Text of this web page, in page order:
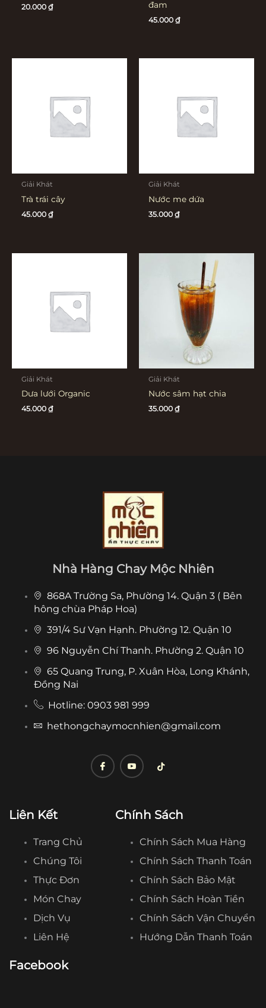
20.000₫
đam
45.000₫
Giải Khát
Trà trái cây
45.000₫
Giải Khát
Nước me dứa
35.000₫
Giải Khát
Dưa lưới Organic
45.000₫
Giải Khát
Nước sâm hạt chia
35.000₫
Nhà Hàng Chay Mộc Nhiên
868A Trường Sa, Phường 14. Quận 3 ( Bên
hông chùa Pháp Hoa)
391/4 Sư Vạn Hạnh. Phường 12. Quận 10
96 Nguyễn Chí Thanh. Phường 2. Quận 10
65 Quang Trung, P. Xuân Hòa, Long Khánh,
Đồng Nai
Hotline: 0903 981 999
hethongchaymocnhien@gmail.com
Liên Kết
Trang Chủ
Chúng Tôi
Thực Đơn
Món Chay
Dịch Vụ
Liên Hệ
Chính Sách
Chính Sách Mua Hàng
Chính Sách Thanh Toán
Chính Sách Bảo Mật
Chính Sách Hoàn Tiền
Chính Sách Vận Chuyển
Hướng Dẫn Thanh Toán
Facebook